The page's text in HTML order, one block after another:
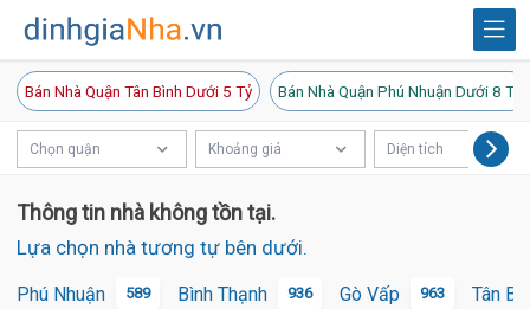
Bán Nhà Quận Tân Bình Dưới 5 Tỷ Bán Nhà Quận Phú Nhuận Dưới 8 Tỷ
Chọn quận Khoảng giá Diện tích
Thông tin nhà không tồn tại.
Lựa chọn nhà tương tự bên dưới.
Phú Nhuận 589 Bình Thạnh 936 Gò Vấp 963 Tân